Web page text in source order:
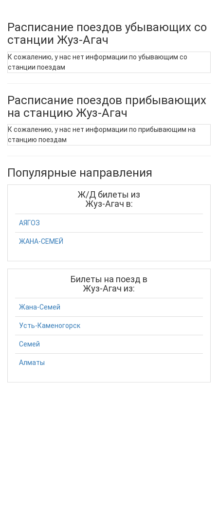
Расписание поездов убывающих со
станции Жуз-Агач
К сожалению, у нас нет информации по убывающим со
станции поездам
Расписание поездов прибывающих
на станцию Жуз-Агач
К сожалению, у нас нет информации по прибывающим на
станцию поездам
Популярные направления
Ж/Д билеты из
Жуз-Агач в:
АЯГОЗ
ЖАНА-СЕМЕЙ
Билеты на поезд в
Жуз-Агач из:
Жана-Семей
Усть-Каменогорск
Семей
Алматы